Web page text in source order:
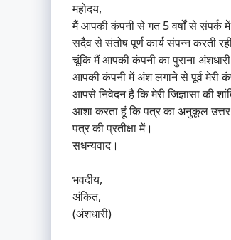
महोदय,
मैं आपकी कंपनी से गत 5 वर्षों से संपर्क
सदैव से संतोष पूर्ण कार्य संपन्न करती
चूंकि मैं आपकी कंपनी का पुराना
आपकी कंपनी में अंश लगाने से पूर्व मेरी
आपसे निवेदन है कि मेरी जिज्ञासा की
आशा करता हूं कि पत्र का अनुकूल उत्तर
पत्र की प्रतीक्षा में।
सधन्यवाद।
भवदीय,
अंकित,
(अंशधारी)